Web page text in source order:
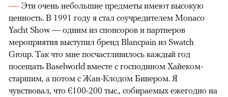
Эти очень небольшие предметы имеют высокую
ценность. В 1991 году я стал соучредителем Monaco
Yacht Show — одним из спонсоров и партнеров
мероприятия выступил бренд Blancpain из Swatch
Group. Так что мне посчастливилось каждый год
посещать Baselworld вместе c господином Хайеком-
старшим, а потом с Жан-Клодом Бивером. Я
чувствовал, что €100-200 тыс., собираемых ежегодно на